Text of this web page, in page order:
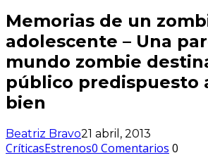
Memorias de un
adolescente – Una
mundo zombie
público predispuesto
bien
Beatriz Bravo21 abril, 2013
CríticasEstrenos0 Comentarios 0